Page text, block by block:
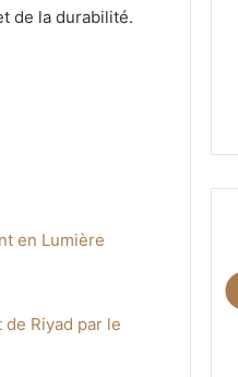
de la durabilité.
en Lumière
Riyad par le